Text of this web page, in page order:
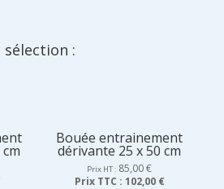
:
Bouée entrainement
dérivante 25 x 50 cm
Prix HT : 85,00€
Prix TTC : 102,00 €